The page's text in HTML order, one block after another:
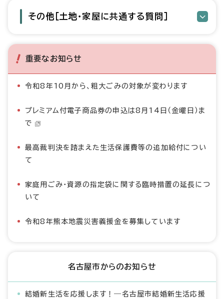
その他［土地・家屋に共通する質問］
重要なお知らせ
令和8年10月から、粗大ごみの対象が変わります
プレミアム付電子商品券の申込は8月14日（金曜日）ま
で
最高裁判決を踏まえた生活保護費等の追加給付につい
て
家庭用ごみ・資源の指定袋に関する臨時措置の延長につ
いて
令和8年熊本地震災害義援金を募集しています
名古屋市からのお知らせ
結婚新生活を応援します！―名古屋市結婚新生活応援